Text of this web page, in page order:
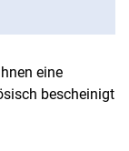
eine
bescheinigt